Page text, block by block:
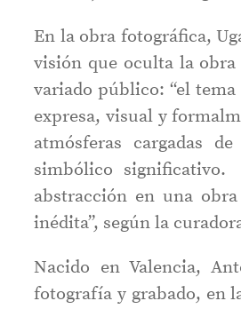
En la obra fotográfica,
visión que oculta la obra
variado público: “el
expresa, visual y
atmósferas cargadas
simbólico significativo.
abstracción en una
inédita”, según la
Nacido en Valencia,
fotografía y grabado, en